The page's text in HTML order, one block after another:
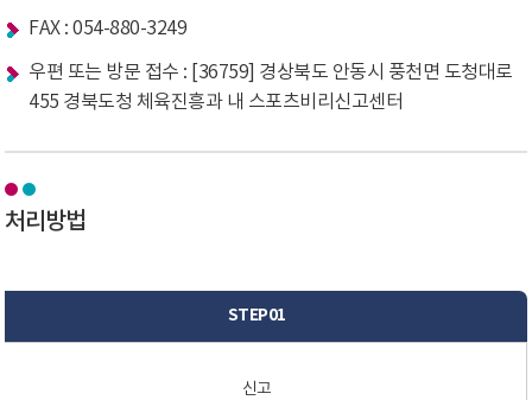
FAX : 054-880-3249
우편 또는 방문 접수 : [36759] 경상북도 안동시 풍천면 도청대로
455 경북도청 체육진흥과 내 스포츠비리신고센터
처리방법
STEP01
신고